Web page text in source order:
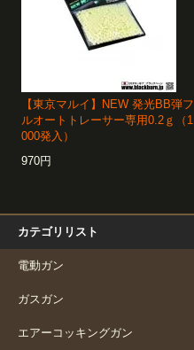
【東京マルイ】NEW 発光BB弾フ
ルオートトレーサー専用0.2ｇ（1
000発入）
970円
カテゴリリスト
電動ガン
ガスガン
エアーコッキングガン